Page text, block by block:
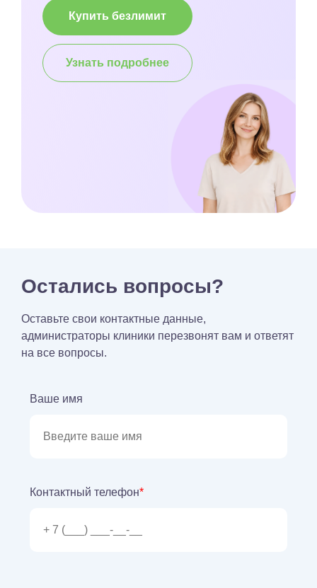
Купить безлимит
Узнать подробнее
Остались вопросы?
Оставьте свои контактные данные,
администраторы клиники перезвонят вам и ответят
на все вопросы.
Ваше имя
Контактный телефон*